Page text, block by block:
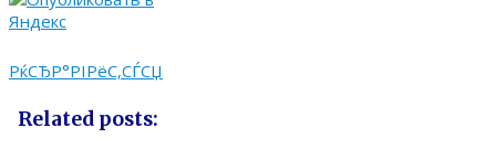
РќСЂР°РІРёС‚СЃСЏ
Related posts: